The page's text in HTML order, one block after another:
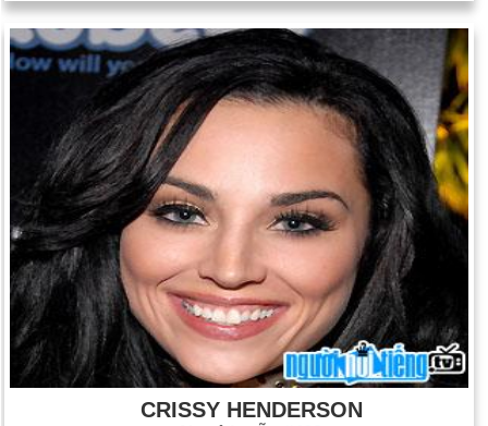
CRISSY HENDERSON